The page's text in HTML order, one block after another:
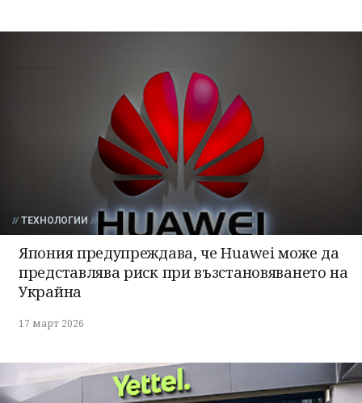
ТЕХНОЛОГИИ
Япония предупреждава, че Huawei може да
представлява риск при възстановяването на
Украйна
17 март 2026